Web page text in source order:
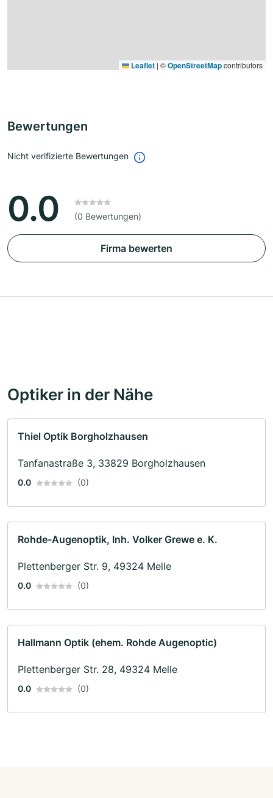
Leaflet | ©OpenStreetMapcontributors
Bewertungen
Nicht verifizierte Bewertungen
0.0 (0 Bewertungen)
Firma bewerten
Optiker in der Nähe
Thiel Optik Borgholzhausen
Tanfanastraße 3, 33829 Borgholzhausen
0.0 (0)
Rohde-Augenoptik, Inh. Volker Grewe e. K.
Plettenberger Str. 9, 49324 Melle
0.0 (0)
Hallmann Optik (ehem. Rohde Augenoptic)
Plettenberger Str. 28, 49324 Melle
0.0 (0)